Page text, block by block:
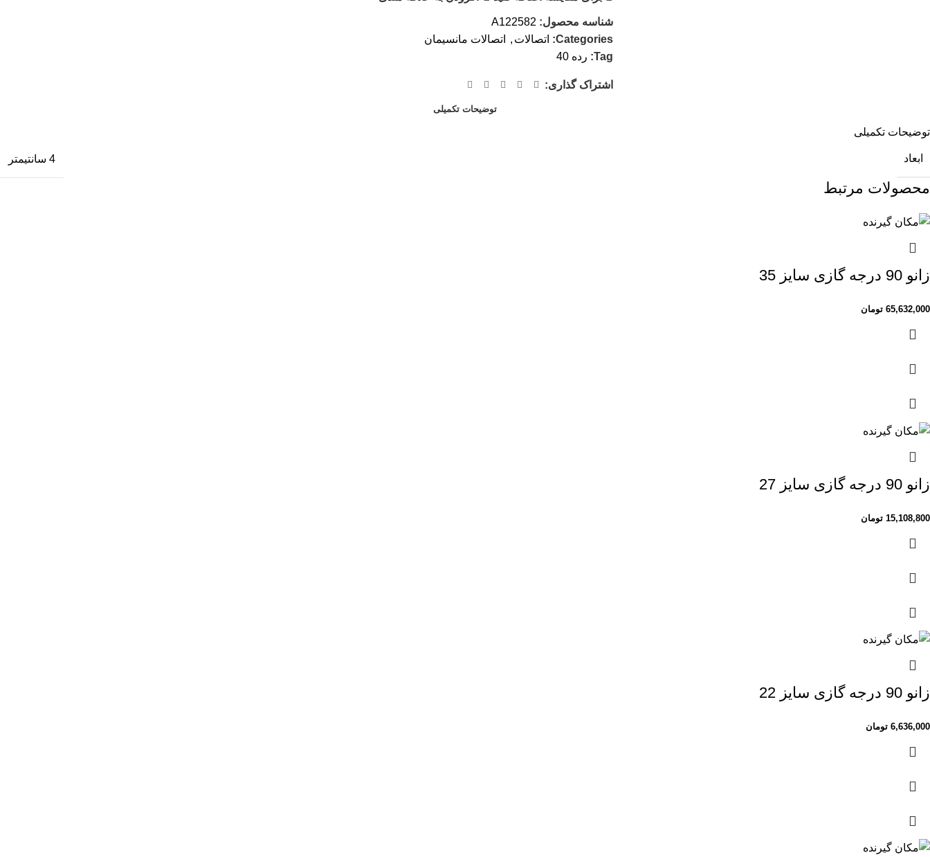
شناسه محصول: A122582
Categories:
اتصالات ,
اتصالات مانسیمان
Tag: رده 40
اشتراک گذاری:
توضیحات تکمیلی
توضیحات تکمیلی
ابعاد 4 سانتیمتر
محصولات مرتبط
زانو 90 درجه گازی سایز 35
65,632,000 تومان
زانو 90 درجه گازی سایز 27
15,108,800 تومان
زانو 90 درجه گازی سایز 22
6,636,000 تومان